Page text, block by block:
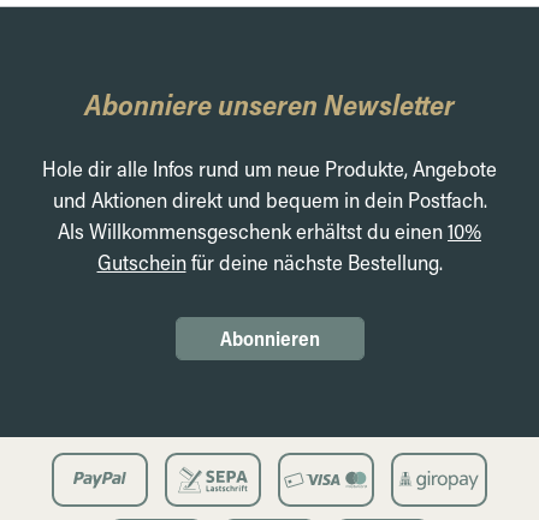
Abonniere unseren Newsletter
Hole dir alle Infos rund um neue Produkte, Angebote
und Aktionen direkt und bequem in dein Postfach.
Als Willkommensgeschenk erhältst du einen10%
Gutscheinfür deine nächste Bestellung.
Abonnieren